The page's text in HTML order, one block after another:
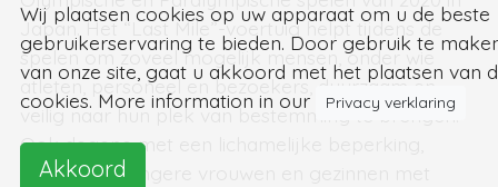
Japan. Het “Last Mile”-voertuig helpt tijdens de
spelen om zoveel mogelijk mensen, onder wie
atleten, personeel en bezoekers, duurzaam en
veilig naar hun plek van bestemming te brengen.
Ook degene met een lichamelijke beperking,
ouderen, zwangere vrouwen en gezinnen met
Wij plaatsen cookies op uw apparaat om u de beste
gebruikerservaring te bieden. Door gebruik te
van onze site, gaat u akkoord met het plaatsen van
cookies. More information in our
Privacy verklaring
Akkoord